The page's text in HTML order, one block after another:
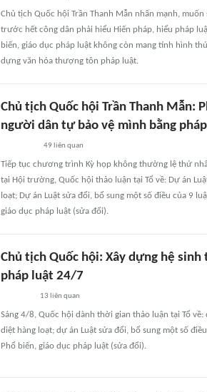
Chủ tịch Quốc hội Trần Thanh Mẫn nhấn mạnh,
trước hết công dân phải hiểu Hiến pháp, hiểu pháp
biến, giáo dục pháp luật không còn mang tính hình
dựng văn hóa thượng tôn pháp luật.
Chủ tịch Quốc hội Trần Thanh Mẫn:
người dân tự bảo vệ mình bằng
49 liên quan
Tiếp tục chương trình Kỳ họp không thường lệ thứ
tại Hội trường, Quốc hội thảo luận tại Tổ về: Dự án
loạt; Dự án Luật sửa đổi, bổ sung một số điều của 9
giáo dục pháp luật (sửa đổi).
Chủ tịch Quốc hội: Xây dựng hệ
pháp luật 24/7
13 liên quan
Sáng 4/8, Quốc hội dành thời gian thảo luận tại Tổ
diệt hàng loạt; dự án Luật sửa đổi, bổ sung một số
Phổ biến, giáo dục pháp luật (sửa đổi).